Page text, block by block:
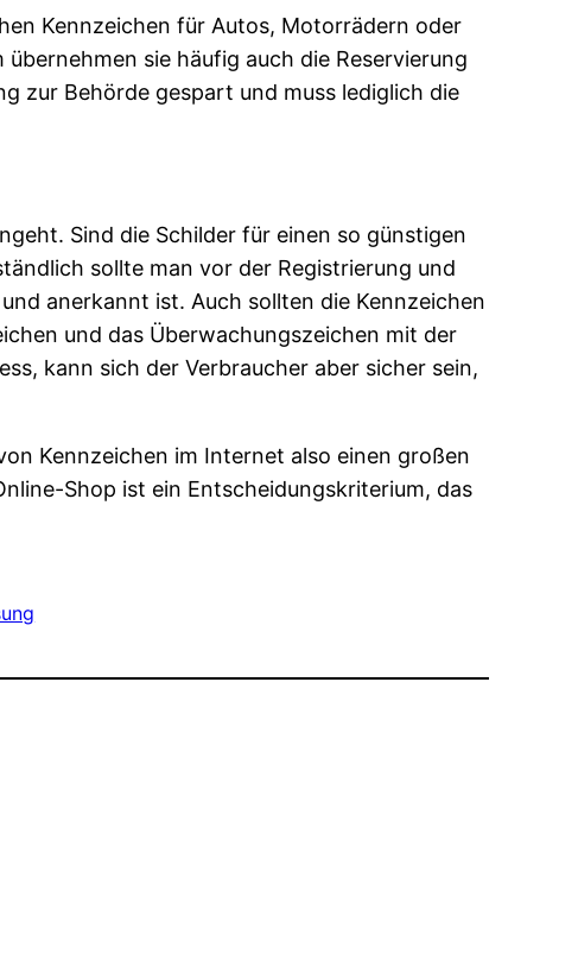
Kennzeichen für Autos, Motorrädern oder
sie häufig auch die Reservierung
zur Behörde gespart und muss lediglich die
Sind die Schilder für einen so günstigen
sollte man vor der Registrierung und
anerkannt ist. Auch sollten die Kennzeichen
und das Überwachungszeichen mit der
kann sich der Verbraucher aber sicher sein,
Kennzeichen im Internet also einen großen
Shop ist ein Entscheidungskriterium, das